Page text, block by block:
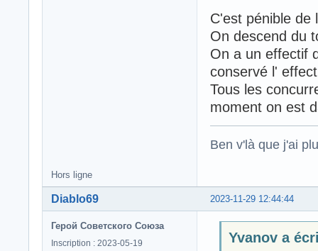
C'est pénible de
On descend du
On a un effectif
conservé l'
Tous les
moment on est
Ben v'là que j'ai
Hors ligne
2023-11-29 12:44:44
Diablo69
Герой Советского Союза
Inscription : 2023-05-19
Yvanov a